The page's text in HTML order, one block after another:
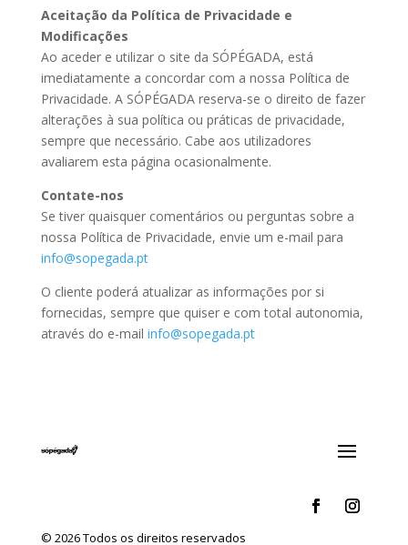
Aceitação da Política de Privacidade e
Modificações
Ao aceder e utilizar o site da SÓPÉGADA, está
imediatamente a concordar com a nossa Política de
Privacidade. A SÓPÉGADA reserva-se o direito de fazer
alterações à sua política ou práticas de privacidade,
sempre que necessário. Cabe aos utilizadores
avaliarem esta página ocasionalmente.
Contate-nos
Se tiver quaisquer comentários ou perguntas sobre a
nossa Política de Privacidade, envie um e-mail para
info@sopegada.pt
O cliente poderá atualizar as informações por si
fornecidas, sempre que quiser e com total autonomia,
através do e-mail info@sopegada.pt
© 2026 Todos os direitos reservados